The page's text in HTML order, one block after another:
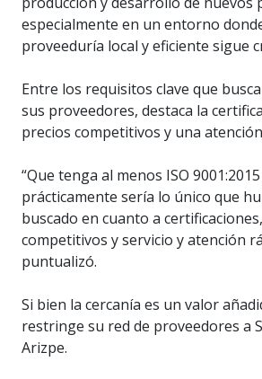
especialmente en un entorno
proveeduría local y eficiente sigue
Entre los requisitos clave que
sus proveedores, destaca la
precios competitivos y una
“Que tenga al menos ISO
prácticamente sería lo único que
buscado en cuanto a
competitivos y servicio y atención
puntualizó.
Si bien la cercanía es un valor
restringe su red de proveedores a
Arizpe.